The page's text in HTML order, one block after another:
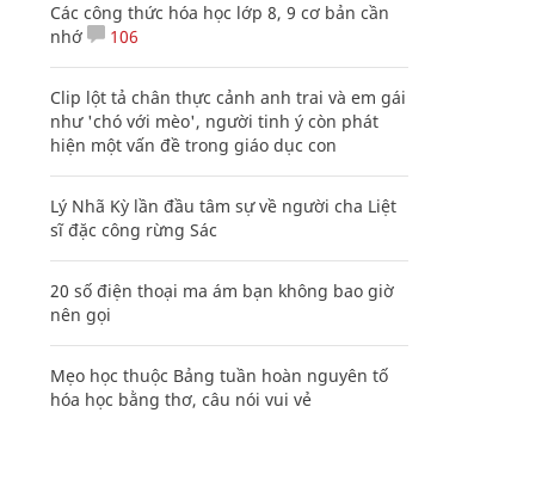
Các công thức hóa học lớp 8, 9 cơ bản cần
nhớ
106
Clip lột tả chân thực cảnh anh trai và em gái
như 'chó với mèo', người tinh ý còn phát
hiện một vấn đề trong giáo dục con
Lý Nhã Kỳ lần đầu tâm sự về người cha Liệt
sĩ đặc công rừng Sác
20 số điện thoại ma ám bạn không bao giờ
nên gọi
Mẹo học thuộc Bảng tuần hoàn nguyên tố
hóa học bằng thơ, câu nói vui vẻ